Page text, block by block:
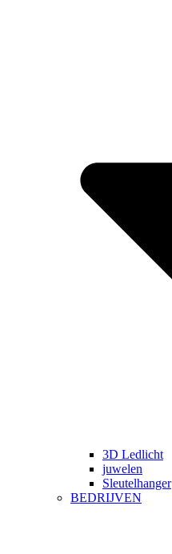
3D Ledlicht
juwelen
Sleutelhanger
BEDRIJVEN